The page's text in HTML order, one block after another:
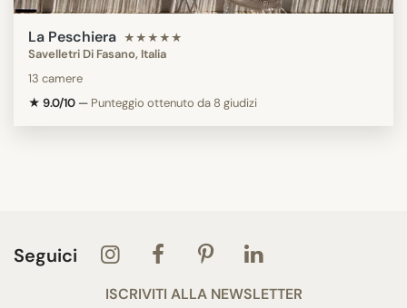
La Peschiera ★★★★★
Savelletri Di Fasano, Italia
13 camere
★ 9.0/10 — Punteggio ottenuto da 8 giudizi
Seguici
ISCRIVITI ALLA NEWSLETTER